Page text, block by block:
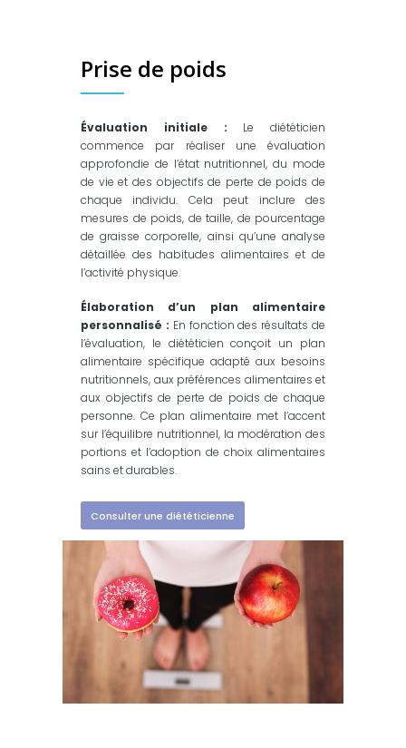
Prise de poids
Évaluation initiale : Le diététicien
commence par réaliser une évaluation
approfondie de l’état nutritionnel, du mode
de vie et des objectifs de perte de poids de
chaque individu. Cela peut inclure des
mesures de poids, de taille, de pourcentage
de graisse corporelle, ainsi qu’une analyse
détaillée des habitudes alimentaires et de
l’activité physique.
Élaboration d’un plan alimentaire
personnalisé : En fonction des résultats de
l’évaluation, le diététicien conçoit un plan
alimentaire spécifique adapté aux besoins
nutritionnels, aux préférences alimentaires et
aux objectifs de perte de poids de chaque
personne. Ce plan alimentaire met l’accent
sur l’équilibre nutritionnel, la modération des
portions et l’adoption de choix alimentaires
sains et durables.
Consulter une diététicienne